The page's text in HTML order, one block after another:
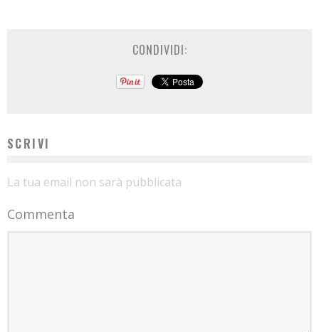
CONDIVIDI:
SCRIVI
La tua email non sarà pubblicata
Commenta